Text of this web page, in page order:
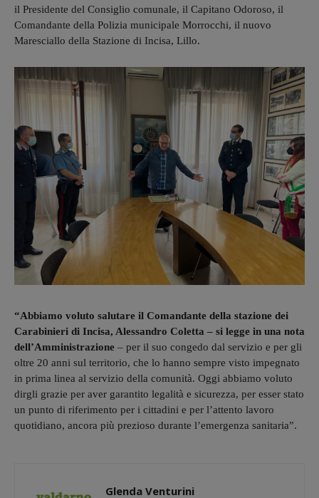
il Presidente del Consiglio comunale, il Capitano Odoroso, il
Comandante della Polizia municipale Morrocchi, il nuovo
Maresciallo della Stazione di Incisa, Lillo.
“Abbiamo voluto salutare il Comandante della stazione dei
Carabinieri di Incisa, Alessandro Coletta – si legge in una nota
dell’Amministrazione – per il suo congedo dal servizio e per gli
oltre 20 anni sul territorio, che lo hanno sempre visto impegnato
in prima linea al servizio della comunità. Oggi abbiamo voluto
dirgli grazie per aver garantito legalità e sicurezza, per esser stato
un punto di riferimento per i cittadini e per l’attento lavoro
quotidiano, ancora più prezioso durante l’emergenza sanitaria”.
Glenda Venturini